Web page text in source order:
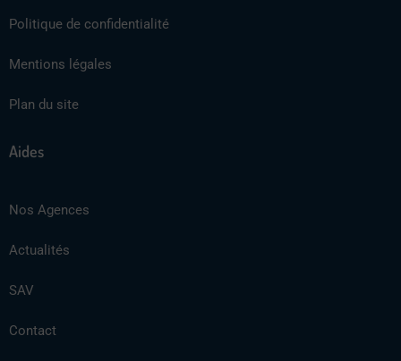
Politique de confidentialité
Mentions légales
Plan du site
Aides
Nos Agences
Actualités
SAV
Contact